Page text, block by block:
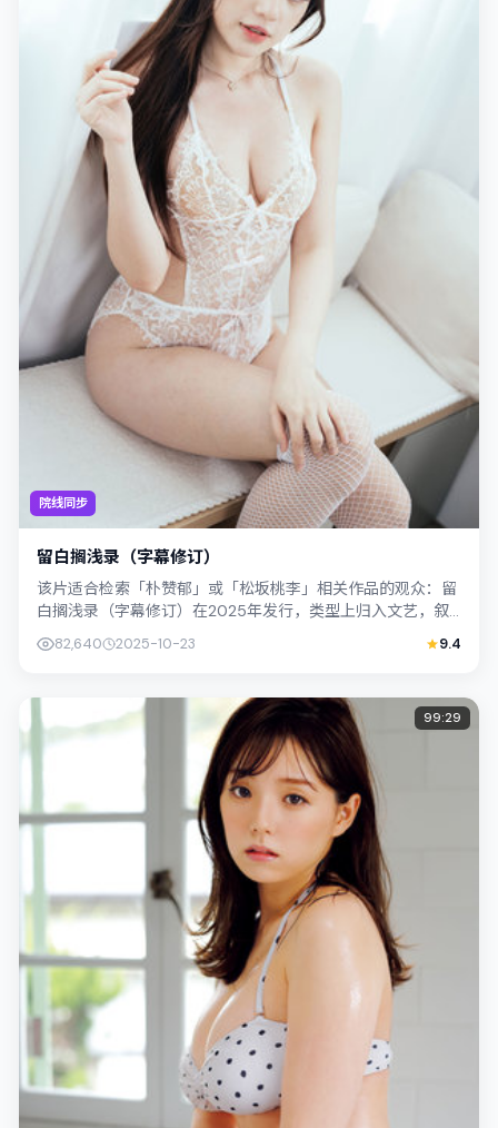
院线同步
留白搁浅录（字幕修订）
该片适合检索「朴赞郁」或「松坂桃李」相关作品的观众：留
白搁浅录（字幕修订）在2025年发行，类型上归入文艺，叙
事焦点落在家庭与社会的交错地带；配...
82,640 2025-10-23 9.4
99:29